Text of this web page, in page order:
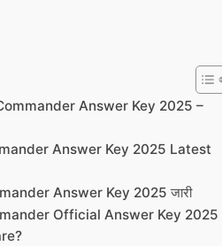
Answer Key 2025 –
Answer Key 2025 Latest
Answer Key 2025 जारी
Official Answer Key 2025